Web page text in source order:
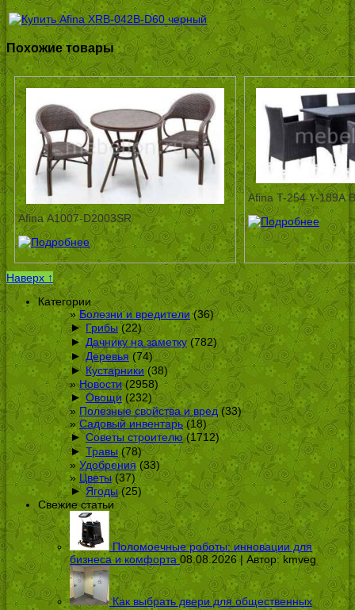
Похожие товары
Afina А1007-D2003SR
Afina T-254 Y-189А
Наверх ↑
Категории
Болезни и вредители(36)
► Грибы(22)
► Дачнику на заметку (782)
► Деревья (74)
► Кустарники (38)
Новости(2958)
► Овощи (232)
Полезные свойства и вред(33)
Садовый инвентарь(18)
► Советы строителю(1712)
► Травы(78)
Удобрения(33)
Цветы(37)
► Ягоды(25)
Свежие статьи
Поломоечные роботы: инновации для
бизнеса и комфорта 08.08.2026 | Автор:kmveg
Как выбрать двери для общественных